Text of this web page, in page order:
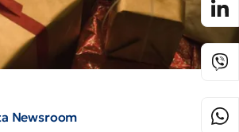
Newsroom